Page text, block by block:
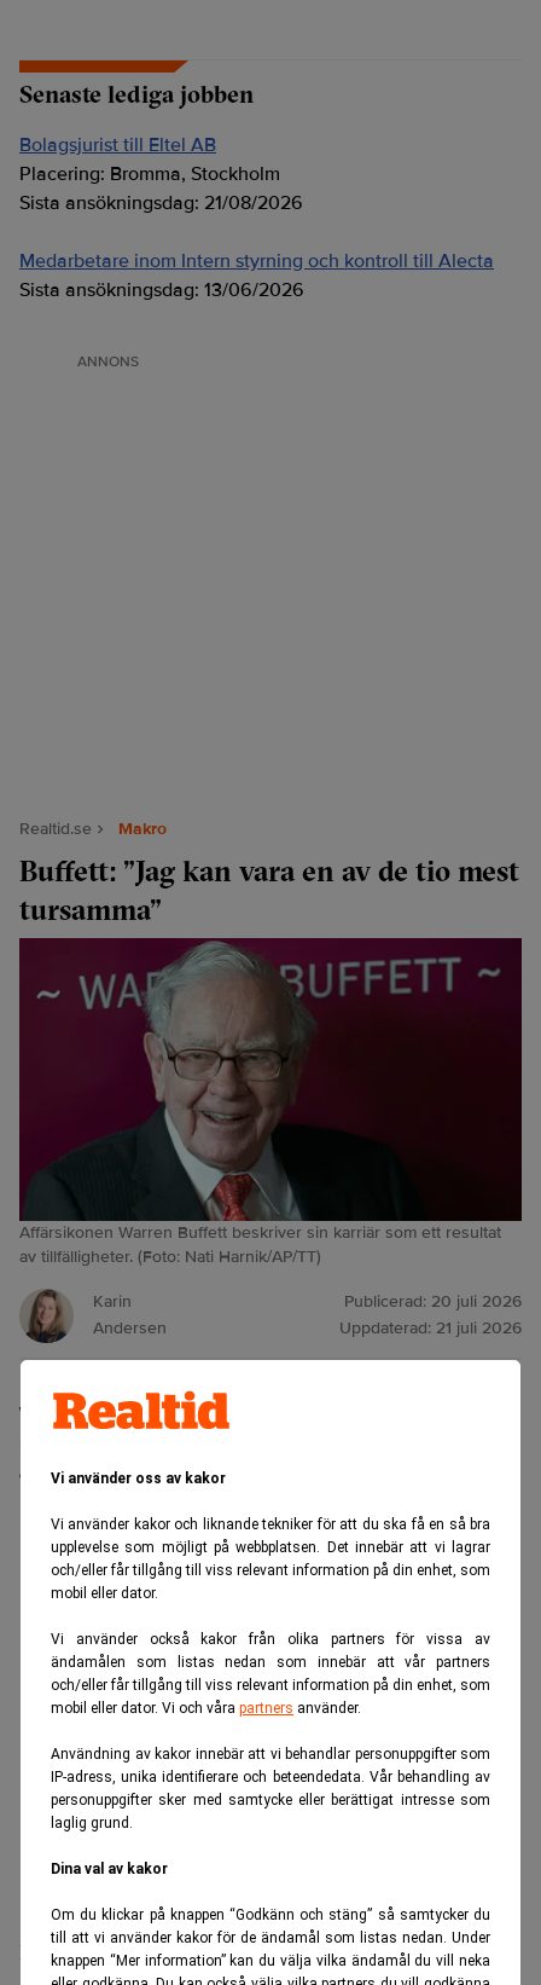
Vi använder oss av kakor
Vi använder kakor och liknande tekniker för att du ska få en så bra
upplevelse som möjligt på webbplatsen. Det innebär att vi lagrar
och/eller får tillgång till viss relevant information på din enhet, som
mobil eller dator.
Vi använder också kakor från olika partners för vissa av
ändamålen som listas nedan som innebär att vår partners
och/eller får tillgång till viss relevant information på din enhet, som
mobil eller dator. Vi och våra partners använder.
Användning av kakor innebär att vi behandlar personuppgifter som
IP-adress, unika identifierare och beteendedata. Vår behandling av
personuppgifter sker med samtycke eller berättigat intresse som
laglig grund.
Dina val av kakor
Om du klickar på knappen “Godkänn och stäng” så samtycker du
till att vi använder kakor för de ändamål som listas nedan. Under
knappen “Mer information” kan du välja vilka ändamål du vill neka
Senaste lediga jobben
Bolagsjurist till Eltel AB
Placering: Bromma, Stockholm
Sista ansökningsdag: 21/08/2026
Medarbetare inom Intern styrning och kontroll till Alecta
Sista ansökningsdag: 13/06/2026
ANNONS
Realtid.se Makro
Buffett: ”Jag kan vara en av de tio mest
tursamma”
Affärsikonen Warren Buffett beskriver sin karriär som ett resultat
av tillfälligheter. (Foto: Nati Harnik/AP/TT)
Karin
Andersen
Publicerad: 20 juli 2026
Uppdaterad: 21 juli 2026
Warren Buffett fyller 96 nästa månad. I en intervju
och beskriver den som ett resultat av tillfälligheter.
ANNONS
I intervjun återkommerWarren Buffetttill hur tidiga